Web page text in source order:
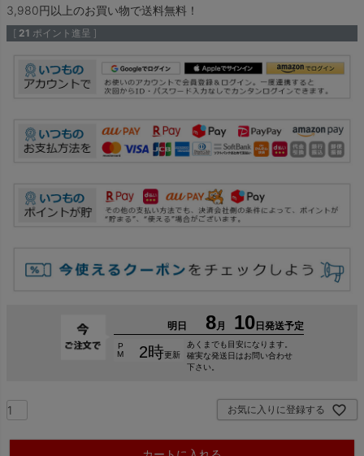
3,980円以上のお買い物で送料無料！
[ 21 ポイント進呈 ]
お気に入りに登録する